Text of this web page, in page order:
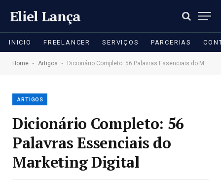
Eliel Lança
INICIO FREELANCER SERVIÇOS PARCERIAS
Home - Artigos - Dicionário Completo: 56 Palavras Essenciais do Marketing Digital
ARTIGOS
Dicionário Completo: 56
Palavras Essenciais do
Marketing Digital